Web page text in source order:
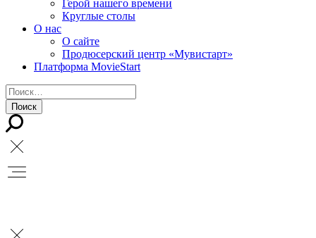
Герой нашего времени
Круглые столы
О нас
О сайте
Продюсерский центр «Мувистарт»
Платформа MovieStart